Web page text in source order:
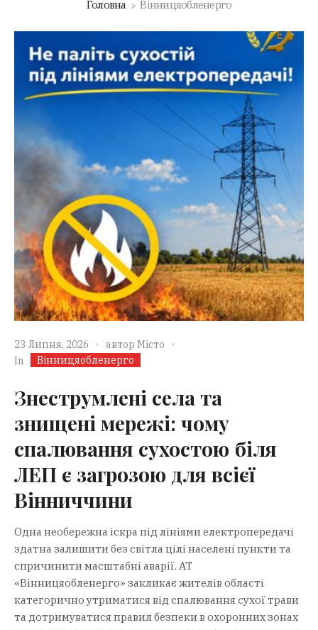
Головна Вінницяобленерго
23 Липня, 2026 автор Місто
In
Вінницяобленерго
Знеструмлені села та
знищені мережі: чому
спалювання сухостою біля
ЛЕП є загрозою для всієї
Вінниччини
Одна необережна іскра під лініями електропередачі
здатна залишити без світла цілі населені пункти та
спричинити масштабні аварії. АТ
«Вінницяобленерго» закликає жителів області
категорично утриматися від спалювання сухої трави
та дотримуватися правил безпеки в охоронних зонах